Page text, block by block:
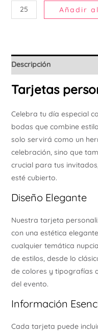
Añadir
Descripción
Tarjetas
Celebra tu día especial
bodas que combine
solo servirá como un
celebración, sino que
crucial para tus
esté cubierto.
Diseño Elegante
Nuestra tarjeta
con una estética
cualquier temática
de estilos, desde lo
de colores y tipografías
del evento.
Información
Cada tarjeta puede